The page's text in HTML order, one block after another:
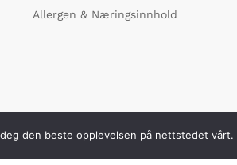
Allergen & Næringsinnhold
den beste opplevelsen på nettstedet